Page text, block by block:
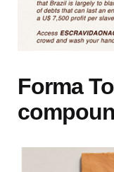
Forma